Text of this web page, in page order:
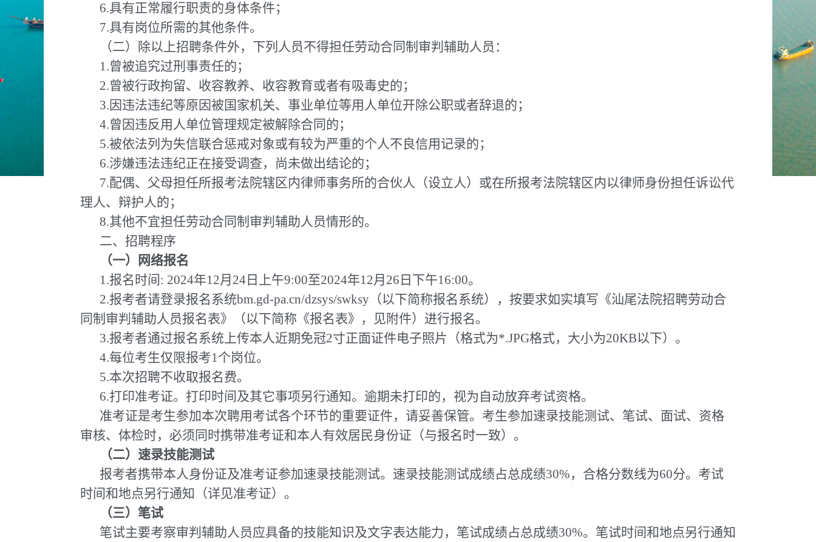
6.具有正常履行职责的身体条件；
7.具有岗位所需的其他条件。
（二）除以上招聘条件外，下列人员不得担任劳动合同制审判辅助人员：
1.曾被追究过刑事责任的；
2.曾被行政拘留、收容教养、收容教育或者有吸毒史的；
3.因违法违纪等原因被国家机关、事业单位等用人单位开除公职或者辞退的；
4.曾因违反用人单位管理规定被解除合同的；
5.被依法列为失信联合惩戒对象或有较为严重的个人不良信用记录的；
6.涉嫌违法违纪正在接受调查，尚未做出结论的；
7.配偶、父母担任所报考法院辖区内律师事务所的合伙人（设立人）或在所报考法院辖区内以律师身份担任诉讼代
理人、辩护人的；
8.其他不宜担任劳动合同制审判辅助人员情形的。
二、招聘程序
（一）网络报名
1.报名时间: 2024年12月24日上午9:00至2024年12月26日下午16:00。
2.报考者请登录报名系统bm.gd-pa.cn/dzsys/swksy（以下简称报名系统），按要求如实填写《汕尾法院招聘劳动合
同制审判辅助人员报名表》（以下简称《报名表》，见附件）进行报名。
3.报考者通过报名系统上传本人近期免冠2寸正面证件电子照片（格式为*.JPG格式，大小为20KB以下）。
4.每位考生仅限报考1个岗位。
5.本次招聘不收取报名费。
6.打印准考证。打印时间及其它事项另行通知。逾期未打印的，视为自动放弃考试资格。
准考证是考生参加本次聘用考试各个环节的重要证件，请妥善保管。考生参加速录技能测试、笔试、面试、资格
审核、体检时，必须同时携带准考证和本人有效居民身份证（与报名时一致）。
（二）速录技能测试
报考者携带本人身份证及准考证参加速录技能测试。速录技能测试成绩占总成绩30%，合格分数线为60分。考试
时间和地点另行通知（详见准考证）。
（三）笔试
笔试主要考察审判辅助人员应具备的技能知识及文字表达能力，笔试成绩占总成绩30%。笔试时间和地点另行通知